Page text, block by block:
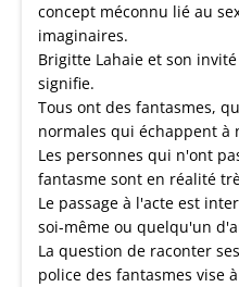
concept méconnu lié au
imaginaires.
Brigitte Lahaie et son
signifie.
Tous ont des fantasmes,
normales qui échappent à
Les personnes qui n'ont
fantasme sont en réalité
Le passage à l'acte est
soi-même ou quelqu'un
La question de raconter
police des fantasmes vise